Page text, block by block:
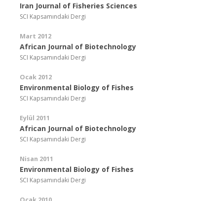
Iran Journal of Fisheries Sciences
SCI Kapsamındaki Dergi
Mart 2012
African Journal of Biotechnology
SCI Kapsamındaki Dergi
Ocak 2012
Environmental Biology of Fishes
SCI Kapsamındaki Dergi
Eylül 2011
African Journal of Biotechnology
SCI Kapsamındaki Dergi
Nisan 2011
Environmental Biology of Fishes
SCI Kapsamındaki Dergi